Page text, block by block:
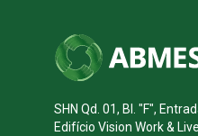
SHN Qd. 01, Bl. "F",
Edifício Vision Work &